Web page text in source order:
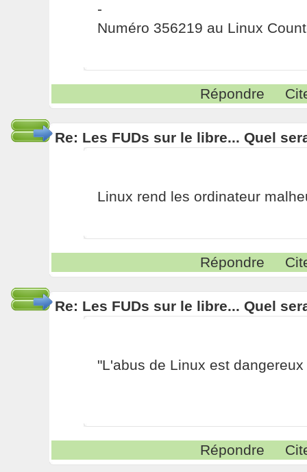
-
Numéro 356219 au Linux
Répondre
Re: Les FUDs sur le libre... Quel
Linux rend les ordinateur
Répondre
Re: Les FUDs sur le libre... Quel
"L'abus de Linux est
Répondre